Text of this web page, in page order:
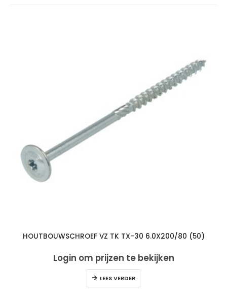
HOUTBOUWSCHROEF VZ TK TX-30 6.0X200/80 (50)
Login om prijzen te bekijken
LEES VERDER